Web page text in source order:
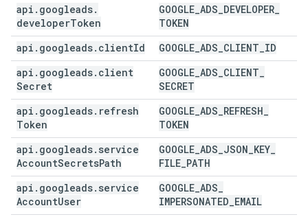
api . googleads.
developerToken
GOOGLE ADS DEVELOPER
TOKEN
api . googleads. clientId GOOGLE ADS CLIENT ID
api . googleads. client
Secret
GOOGLE ADS CLIENT
SECRET
api . googleads. refresh
Token
GOOGLE ADS REFRESH
TOKEN
api . googleads. service
AccountSecretsPath
GOOGLE ADS JSON KEY
FILE PATH
api . googleads. service
AccountUser
GOOGLE ADS
IMPERSONATED EMAIL